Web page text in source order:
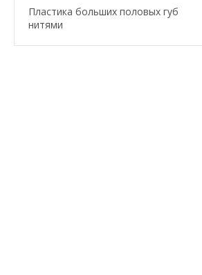
Пластика больших половых губ
нитями